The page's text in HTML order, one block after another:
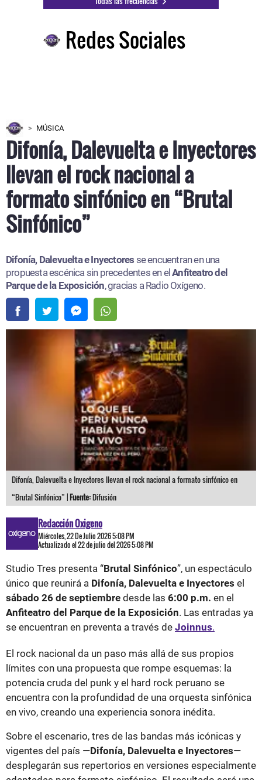
Redes Sociales
MÚSICA
Difonía, Dalevuelta e Inyectores
llevan el rock nacional a
formato sinfónico en “Brutal
Sinfónico”
Difonía, Dalevuelta e Inyectores se encuentran en una
propuesta escénica sin precedentes en elAnfiteatro del
Parque de la Exposición, gracias a Radio Oxígeno.
Difonía, Dalevuelta e Inyectores llevan el rock nacional a formato sinfónico en
“Brutal Sinfónico” |Fuente:Difusión
Redacción Oxigeno
Miércoles, 22 De Julio 2026 5:08 PM
Actualizado el 22 de julio del 2026 5:08 PM
Studio Tres presenta “Brutal Sinfónico”, un espectáculo
único que reunirá a Difonía, Dalevuelta e Inyectores el
sábado 26 de septiembre desde las 6:00 p.m. en el
Anfiteatro del Parque de la Exposición. Las entradas ya
se encuentran en preventa a través de Joinnus.
El rock nacional da un paso más allá de sus propios
límites con una propuesta que rompe esquemas: la
potencia cruda del punk y el hard rock peruano se
encuentra con la profundidad de una orquesta sinfónica
en vivo, creando una experiencia sonora inédita.
Sobre el escenario, tres de las bandas más icónicas y
vigentes del país —Difonía, Dalevuelta e Inyectores—
desplegarán sus repertorios en versiones especialmente